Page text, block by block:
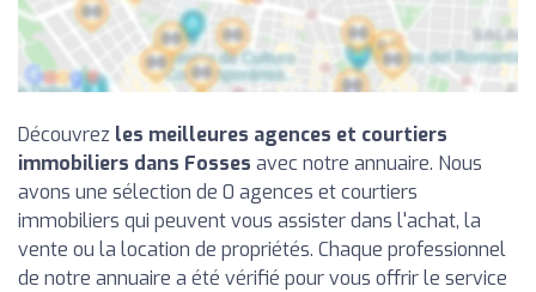
Découvrez les meilleures agences et courtiers
immobiliers dans Fosses avec notre annuaire. Nous
avons une sélection de 0 agences et courtiers
immobiliers qui peuvent vous assister dans l'achat, la
vente ou la location de propriétés. Chaque professionnel
de notre annuaire a été vérifié pour vous offrir le service